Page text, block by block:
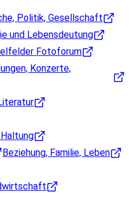
Politik, Gesellschaft
und Lebensdeutung
Fotoforum
Konzerte,
Beziehung, Familie, Leben